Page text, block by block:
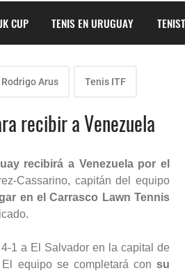
CUP TENIS EN URUGUAY
Rodrigo Arus Tenis ITF
recibir a Venezuela
recibirá a Venezuela por el
Cassarino, capitán del equipo
en el Carrasco Lawn Tennis
1 a El Salvador en la capital de
El equipo se completará consu